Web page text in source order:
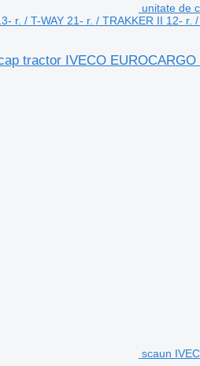
unitate de
r. / T-WAY 21- r. / TRAKKER II 12- r.
tractor IVECO
scaun